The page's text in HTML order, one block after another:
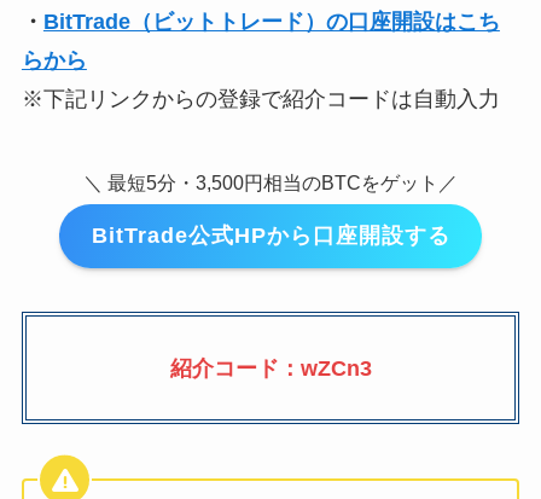
・ BitTrade（ビットトレード）の口座開設はこち
らから
※下記リンクからの登録で紹介コードは自動入力
＼ 最短5分・3,500円相当のBTCをゲット／
BitTrade公式HPから口座開設する
紹介コード：wZCn3